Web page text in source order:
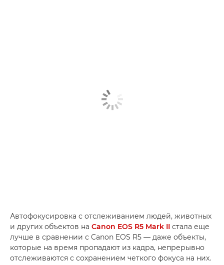
Автофокусировка с отслеживанием людей, животных
и других объектов на Canon EOS R5 Mark II стала еще
лучше в сравнении с Canon EOS R5 — даже объекты,
которые на время пропадают из кадра, непрерывно
отслеживаются с сохранением четкого фокуса на них.